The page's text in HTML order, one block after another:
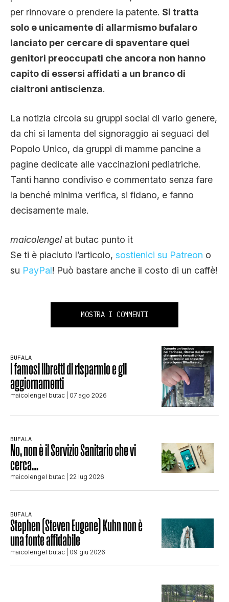
per rinnovare o prendere la patente. Si tratta
solo e unicamente di allarmismo bufalaro
lanciato per cercare di spaventare quei
genitori preoccupati che ancora non hanno
capito di essersi affidati a un branco di
cialtroni antiscienza.
La notizia circola su gruppi social di vario genere,
da chi si lamenta del signoraggio ai seguaci del
Popolo Unico, da gruppi di mamme pancine a
pagine dedicate alle vaccinazioni pediatriche.
Tanti hanno condiviso e commentato senza fare
la benché minima verifica, si fidano, e fanno
decisamente male.
maicolengelat butac punto it
Se ti è piaciuto l’articolo, sostienici su Patreon o
su PayPal! Può bastare anche il costo di un caffè!
MOSTRA I COMMENTI
BUFALA
I famosi libretti di risparmio e gli
aggiornamenti
maicolengel butac | 07 ago 2026
BUFALA
No, non è il Servizio Sanitario che vi
cerca…
maicolengel butac | 22 lug 2026
BUFALA
Stephen (Steven Eugene) Kuhn non è
una fonte affidabile
maicolengel butac | 09 giu 2026